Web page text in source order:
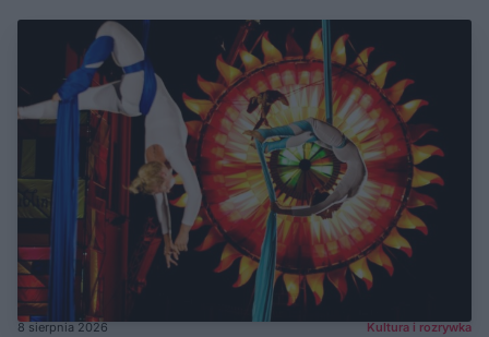
8 sierpnia 2026 Kultura i rozrywka